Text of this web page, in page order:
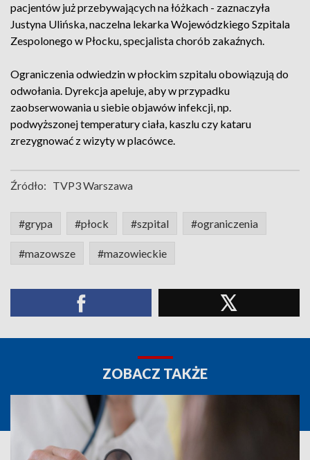
pacjentów już przebywających na łóżkach - zaznaczyła
Justyna Ulińska, naczelna lekarka Wojewódzkiego Szpitala
Zespolonego w Płocku, specjalista chorób zakaźnych.
Ograniczenia odwiedzin w płockim szpitalu obowiązują do
odwołania. Dyrekcja apeluje, aby w przypadku
zaobserwowania u siebie objawów infekcji, np.
podwyższonej temperatury ciała, kaszlu czy kataru
zrezygnować z wizyty w placówce.
Źródło: TVP3 Warszawa
#grypa #płock #szpital #ograniczenia
#mazowsze #mazowieckie
ZOBACZ TAKŻE